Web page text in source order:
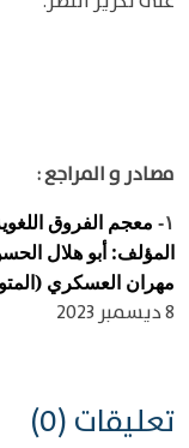
مصادر و المراجع :
١-
معجم الفروق
المؤلف: أبو هلال
مهران العسكري (المتوفى:
8 ديسمبر 2023
تعليقات (0)